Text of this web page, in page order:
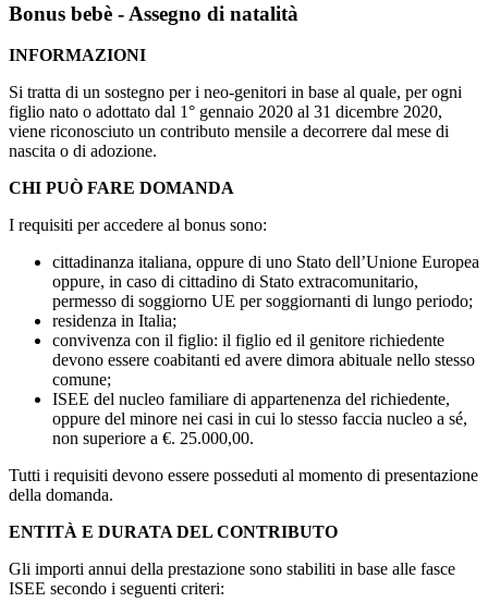
Bonus bebè - Assegno di natalità
INFORMAZIONI
Si tratta di un sostegno per i neo-genitori in base al quale, per ogni
figlio nato o adottato dal 1° gennaio 2020 al 31 dicembre 2020,
viene riconosciuto un contributo mensile a decorrere dal mese di
nascita o di adozione.
CHI PUÒ FARE DOMANDA
I requisiti per accedere al bonus sono:
cittadinanza italiana, oppure di uno Stato dell’Unione Europea
oppure, in caso di cittadino di Stato extracomunitario,
permesso di soggiorno UE per soggiornanti di lungo periodo;
residenza in Italia;
convivenza con il figlio: il figlio ed il genitore richiedente
devono essere coabitanti ed avere dimora abituale nello stesso
comune;
ISEE del nucleo familiare di appartenenza del richiedente,
oppure del minore nei casi in cui lo stesso faccia nucleo a sé,
non superiore a €. 25.000,00.
Tutti i requisiti devono essere posseduti al momento di presentazione
della domanda.
ENTITÀ E DURATA DEL CONTRIBUTO
Gli importi annui della prestazione sono stabiliti in base alle fasce
ISEE secondo i seguenti criteri: